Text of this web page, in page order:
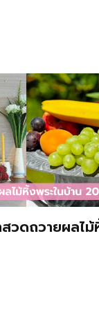
วดถวายผลไม้